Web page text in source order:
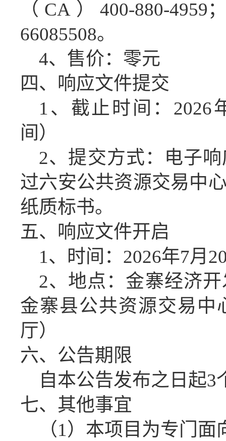
（CA）400-880-
66085508。
4、售价：零元
四、响应文件提交
1、截止时间： 2026
间）
2、提交方式：电子
过六安公共资源交易中
纸质标书。
五、 响应文件开启
1、时间： 2026年7月
2、地点：金寨经济
金寨县公共资源交易中
厅）
六、公告期限
自本公告发布之日起3
七、 其他事宜
（1） 本项目为专门面